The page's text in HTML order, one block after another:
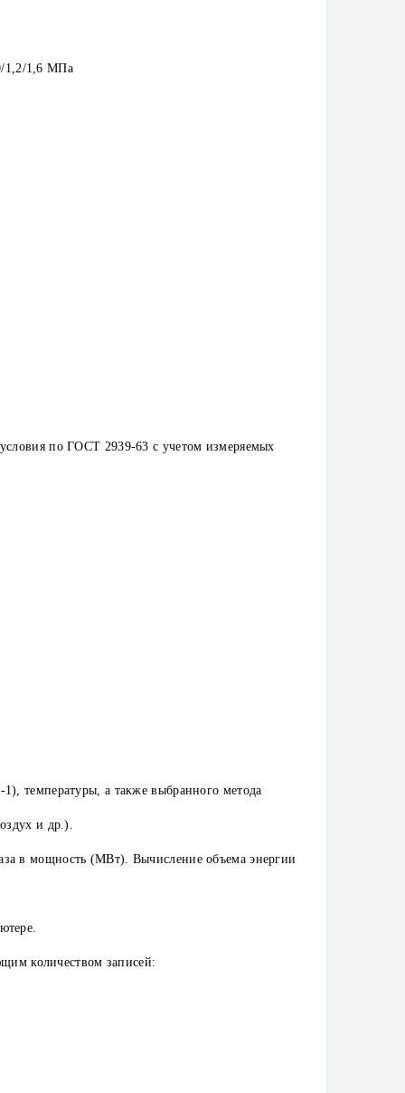
1,2/1,6 МПа
по ГОСТ 2939-63 с учетом измеряемых
температуры, а также выбранного метода
и др.).
в мощность (МВт). Вычисление объема энергии
количеством записей: